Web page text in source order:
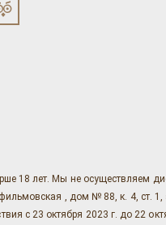
18 лет. Мы не осуществляем
, дом № 88, к. 4, ст.
с 23 октября 2023 г. до 22